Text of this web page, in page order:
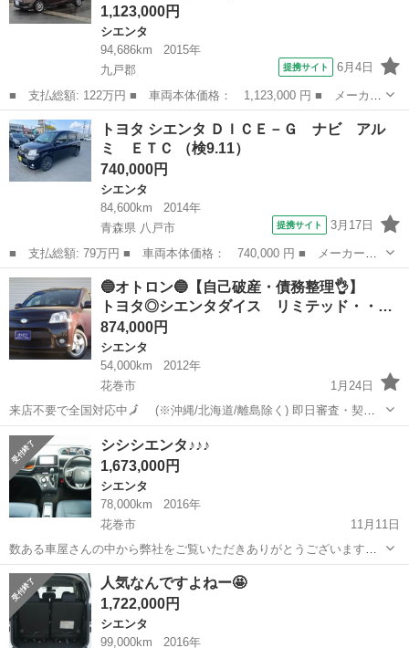
1,123,000円
シエンタ
94,686km
2015年
九戸郡
提携サイト 6月4日
■ 支払総額: 122万円 ■ 車両本体価格： 1,123,000 円 ■ メーカー
名： トヨタ ■ 車種名： シエンタ ■ グレード名： Ｇ ナビ
ＴＶ バックカメラ ４ＷＤ ■ 排気量： 1500cc ■ ドア枚
数： ...
岩手 九戸郡 シエンタ
トヨタ シエンタ ＤＩＣＥ－Ｇ ナビ アル
ミ ＥＴＣ （検9.11）
740,000円
シエンタ
84,600km
2014年
青森県 八戸市
提携サイト 3月17日
■ 支払総額: 79万円 ■ 車両本体価格： 740,000 円 ■ メーカー
名： トヨタ ■ 車種名： シエンタ ■ グレード名： ＤＩＣＥ－
Ｇ ナビ アルミ ＥＴＣ ■ 排気量： 1500cc ■ ドア枚数： 5D
■...
青森 八戸市 シエンタ
🔵オトロン🔵【自己破産・債務整理👌】
トヨタ◎シエンタダイス リミテッド・・…
874,000円
シエンタ
54,000km
2012年
花巻市
1月24日
来店不要で全国対応中🗾 (※沖縄/北海道/離島除く) 即日審査・契約
もできちゃう✨ 今回のお車の詳細はこちらから↓仮審査も可能◎
https://www.otoron.jp/lists/detail?carno...
岩手
シシシエンタ♪♪♪
1,673,000円
シエンタ
78,000km
2016年
花巻市
11月11日
数ある車屋さんの中から弊社をご覧いただきありがとうございます！
オトロン盛岡店と申します✨ 東北3店舗目、オトロン最北端のお店とし
て、2024年4月1日にオープンしました❤️‍🔥 全国で店舗展開をしている
大規...
岩手 花巻市 シエンタ シエンタハイブリッド
人気なんですよねー🤩
1,722,000円
シエンタ
99,000km
2016年